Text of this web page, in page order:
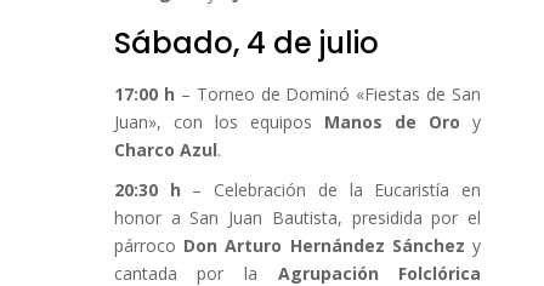
Sábado, 4 de julio
17:00 h – Torneo de Dominó «Fiestas de San
Juan», con los equipos Manos de Oro y
Charco Azul.
20:30 h – Celebración de la Eucaristía en
honor a San Juan Bautista, presidida por el
párroco Don Arturo Hernández Sánchez y
cantada por la Agrupación Folclórica